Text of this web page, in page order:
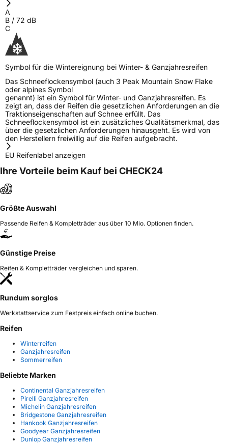
A
B / 72 dB
C
Symbol für die Wintereignung bei Winter- & Ganzjahresreifen
Das Schneeflockensymbol (auch 3 Peak Mountain Snow Flake
oder alpines Symbol
genannt) ist ein Symbol für Winter- und Ganzjahresreifen. Es
zeigt an, dass der Reifen die gesetzlichen Anforderungen an die
Traktionseigenschaften auf Schnee erfüllt. Das
Schneeflockensymbol ist ein zusätzliches Qualitätsmerkmal, das
über die gesetzlichen Anforderungen hinausgeht. Es wird von
den Herstellern freiwillig auf die Reifen aufgebracht.
EU Reifenlabel anzeigen
Ihre Vorteile beim Kauf bei CHECK24
Größte Auswahl
Passende Reifen & Kompletträder aus über 10 Mio. Optionen finden.
Günstige Preise
Reifen & Kompletträder vergleichen und sparen.
Rundum sorglos
Werkstattservice zum Festpreis einfach online buchen.
Reifen
Winterreifen
Ganzjahresreifen
Sommerreifen
Beliebte Marken
Continental Ganzjahresreifen
Pirelli Ganzjahresreifen
Michelin Ganzjahresreifen
Bridgestone Ganzjahresreifen
Hankook Ganzjahresreifen
Goodyear Ganzjahresreifen
Dunlop Ganzjahresreifen